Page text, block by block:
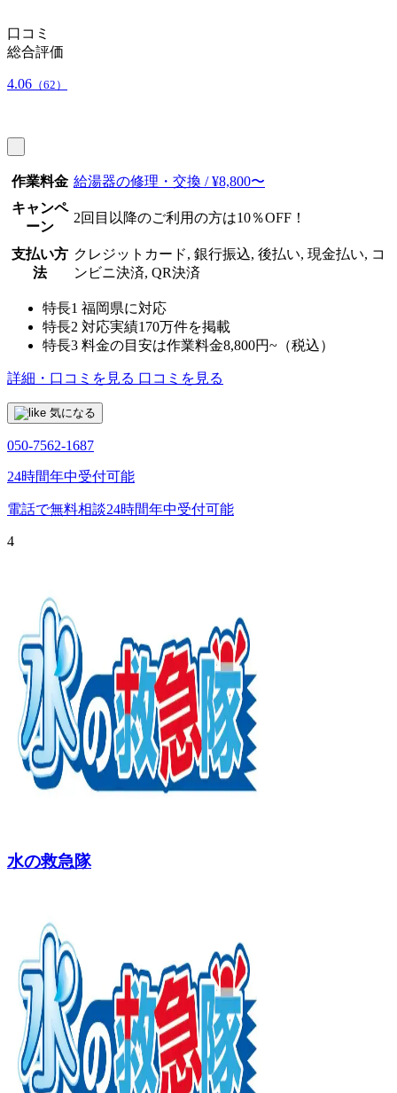
口コミ
総合評価
4.06 （62）
作業料金 給湯器の修理・交換 / ¥8,800〜
キャンペ
ーン
2回目以降のご利用の方は10％OFF！
支払い方
法
クレジットカード, 銀行振込, 後払い, 現金払い, コ
ンビニ決済, QR決済
特長1 福岡県に対応
特長2 対応実績170万件を掲載
特長3 料金の目安は作業料金8,800円~（税込）
詳細・口コミを見る 口コミを見る
気になる
050-7562-1687
24時間年中受付可能
電話で無料相談24時間年中受付可能
4
水の救急隊